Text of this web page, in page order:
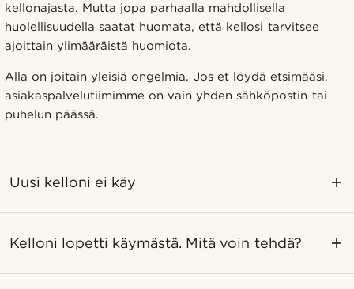
kellonajasta. Mutta jopa parhaalla mahdollisella
huolellisuudella saatat huomata, että kellosi tarvitsee
ajoittain ylimääräistä huomiota.
Alla on joitain yleisiä ongelmia. Jos et löydä etsimääsi,
asiakaspalvelutiimimme on vain yhden sähköpostin tai
puhelun päässä.
Uusi kelloni ei käy
Kelloni lopetti käymästä. Mitä voin tehdä?